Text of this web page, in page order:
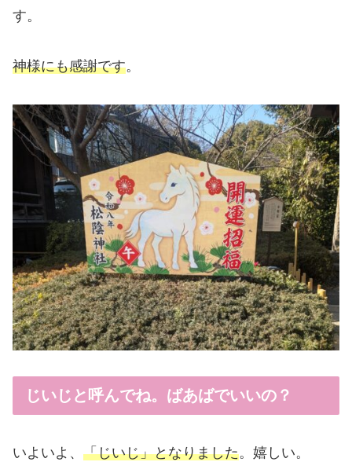
す。
神様にも感謝です。
じいじと呼んでね。ばあばでいいの？
いよいよ、 「じいじ」となりました。嬉しい。